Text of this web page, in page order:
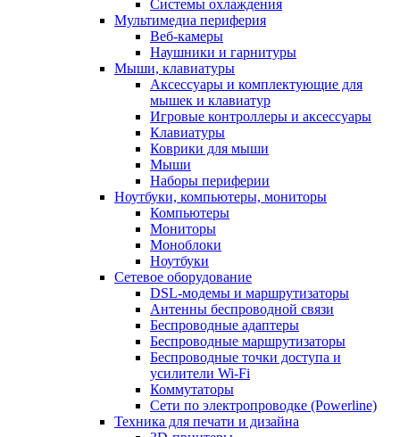
Системы охлаждения
Мультимедиа периферия
Веб-камеры
Наушники и гарнитуры
Мыши, клавиатуры
Аксессуары и комплектующие для
мышек и клавиатур
Игровые контроллеры и аксессуары
Клавиатуры
Коврики для мыши
Мыши
Наборы периферии
Ноутбуки, компьютеры, мониторы
Компьютеры
Мониторы
Моноблоки
Ноутбуки
Сетевое оборудование
DSL-модемы и маршрутизаторы
Антенны беспроводной связи
Беспроводные адаптеры
Беспроводные маршрутизаторы
Беспроводные точки доступа и
усилители Wi-Fi
Коммутаторы
Сети по электропроводке (Powerline)
Техника для печати и дизайна